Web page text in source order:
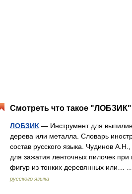
Смотреть что такое "ЛОБЗИК"
ЛОБЗИК — Инструмент для
дерева или металла. Словарь
состав русского языка. Чудинов
для зажатия ленточных пилочек
фигур из тонких деревянных или…
русского языка